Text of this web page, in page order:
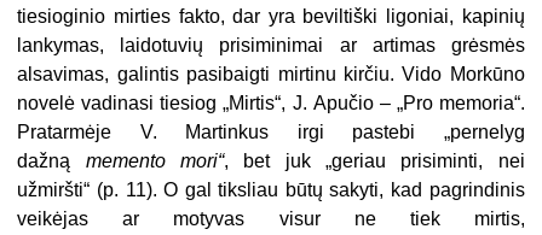
tiesioginio mirties fakto, dar yra beviltiški ligoniai, kapinių
lankymas, laidotuvių prisiminimai ar artimas grėsmės
alsavimas, galintis pasibaigti mirtinu kirčiu. Vido Morkūno
novelė vadinasi tiesiog „Mirtis“, J. Apučio – „Pro memoria“.
Pratarmėje V. Martinkus irgi pastebi „pernelyg
dažną memento mori“, bet juk „geriau prisiminti, nei
užmiršti“ (p. 11). O gal tiksliau būtų sakyti, kad pagrindinis
veikėjas ar motyvas visur ne tiek mirtis,